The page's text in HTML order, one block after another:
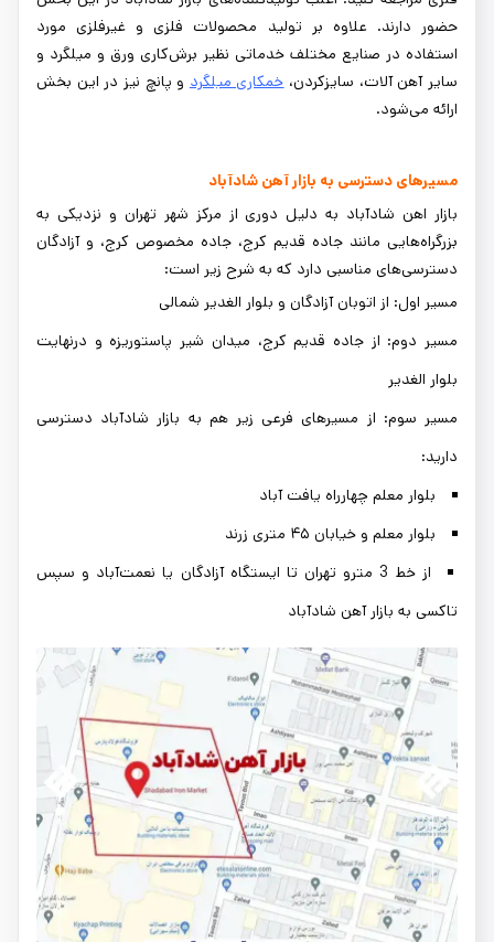
حضور دارند. علاوه بر تولید محصولات فلزی و غیرفلزی مورد
استفاده در صنایع مختلف خدماتی نظیر برش‌کاری ورق و میلگرد و
سایر آهن آلات، سایزکردن، خمکاری میلگرد و پانچ نیز در این بخش
ارائه می‌شود.
مسیرهای دسترسی به بازار آهن شادآباد
بازار اهن شادآباد به دلیل دوری از مرکز شهر تهران و نزدیکی به
بزرگراه‌هایی مانند جاده قدیم کرج، جاده مخصوص کرج، و آزادگان
دسترسی‌های مناسبی دارد که به شرح زیر است:
مسیر اول: از اتوبان آزادگان و بلوار الغدیر شمالی
مسیر دوم: از جاده قدیم کرج، میدان شیر پاستوریزه و درنهایت
بلوار الغدیر
مسیر سوم: از مسیرهای فرعی زیر هم به بازار شادآباد دسترسی
دارید:
بلوار معلم چهارراه یافت آباد
بلوار معلم و خیابان ۴۵ متری زرند
از خط 3 مترو تهران تا ایستگاه آزادگان یا نعمت‌آباد و سپس
تاکسی به بازار آهن شادآباد